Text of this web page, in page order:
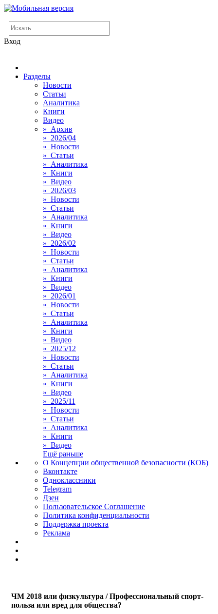
Вход
Разделы
Новости
Статьи
Аналитика
Книги
Видео
» Архив
» 2026/04
» Новости
» Статьи
» Аналитика
» Книги
» Видео
» 2026/03
» Новости
» Статьи
» Аналитика
» Книги
» Видео
» 2026/02
» Новости
» Статьи
» Аналитика
» Книги
» Видео
» 2026/01
» Новости
» Статьи
» Аналитика
» Книги
» Видео
» 2025/12
» Новости
» Статьи
» Аналитика
» Книги
» Видео
» 2025/11
» Новости
» Статьи
» Аналитика
» Книги
» Видео
Ещё раньше
О Концепции общественной безопасности (КОБ)
Вконтакте
Одноклассники
Telegram
Дзен
Пользовательское Соглашение
Политика конфиденциальности
Поддержка проекта
Реклама
ЧМ 2018 или физкультура / Профессиональный спорт-
польза или вред для общества?